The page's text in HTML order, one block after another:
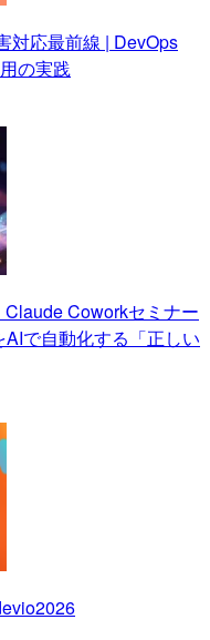
対応最前線 | DevOps
の実践
Claude Coworkセミナー
で自動化する「正しい